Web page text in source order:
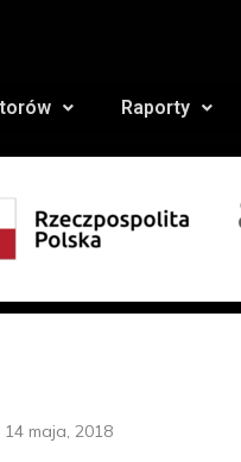
Raporty
14 maja, 2018